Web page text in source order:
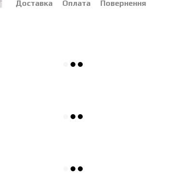
Доставка Оплата Повернення